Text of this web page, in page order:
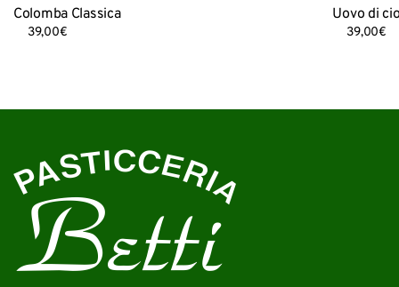
Colomba Classica
39,00€
Uovo di
39,00€